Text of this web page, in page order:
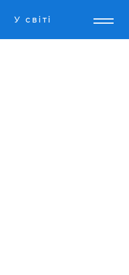
У світі